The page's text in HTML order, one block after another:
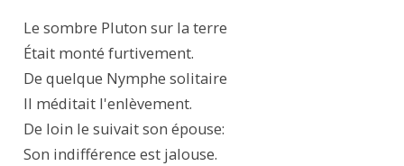
Le sombre Pluton sur la terre
Était monté furtivement.
De quelque Nymphe solitaire
II méditait l'enlèvement.
De loin le suivait son épouse:
Son indifférence est jalouse.